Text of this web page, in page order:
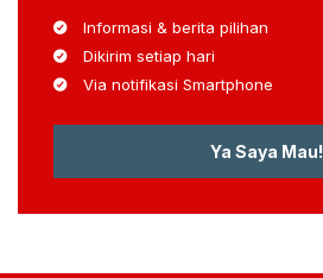
Informasi & berita pilihan
Dikirim setiap hari
Via notifikasi Smartphone
Ya Saya Mau!